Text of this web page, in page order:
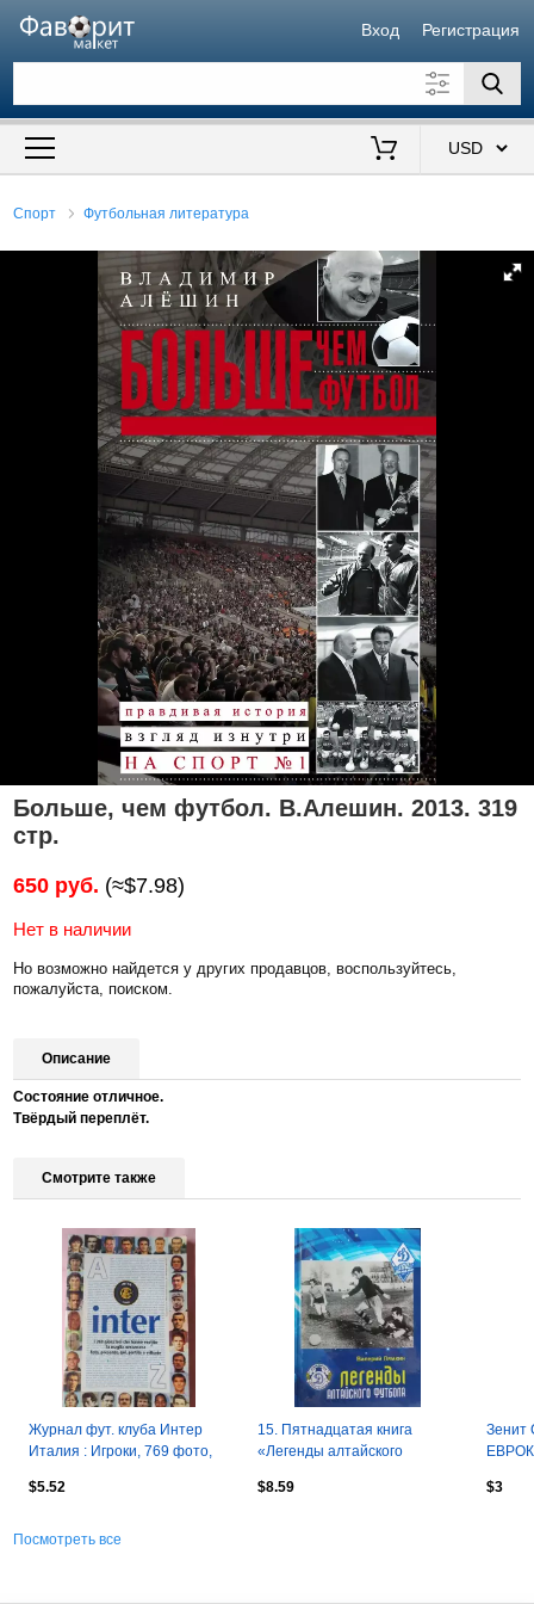
Вход Регистрация
Искать также в описании
Спорт Футбольная литература
Больше, чем футбол. В.Алешин. 2013. 319
стр.
650 руб. (≈$7.98)
Нет в наличии
Но возможно найдется у других продавцов, воспользуйтесь,
пожалуйста, поиском.
Описание
Состояние отличное.
Твёрдый переплёт.
Смотрите также
Журнал фут. клуба Интер
Италия : Игроки, 769 фото,
$5.52
15. Пятнадцатая книга
«Легенды алтайского
Новинка!
$8.59
Зенит
$3
Посмотреть все